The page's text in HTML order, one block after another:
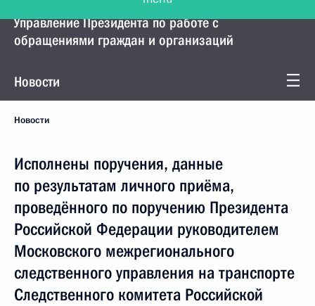
Управление Президента по работе с
обращениями граждан и организаций
Новости
Новости
Исполнены поручения, данные
по результатам личного приёма,
проведённого по поручению Президента
Российской Федерации руководителем
Московского межрегионального
следственного управления на транспорте
Следственного комитета Российской